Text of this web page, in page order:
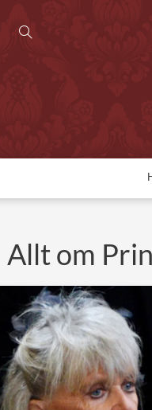
Allt om